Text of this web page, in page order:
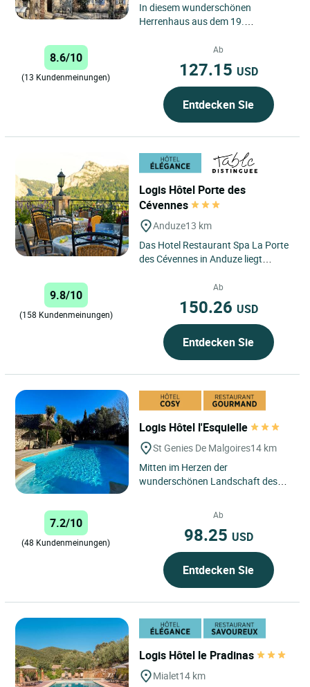
In diesem wunderschönen
Herrenhaus aus dem 19.
Ihrem Aufenthalt in Portes des
Cévennes,...
8.6/10
(13 Kundenmeinungen)
Ab
127.15 USD
Entdecken Sie
Logis Hôtel Porte des
Cévennes
Anduze13 km
Das Hotel Restaurant Spa La Porte
des Cévennes in Anduze liegt
von Kiefern und Eichen...
9.8/10
(158 Kundenmeinungen)
Ab
150.26 USD
Entdecken Sie
Logis Hôtel l'Esquielle
St Genies De Malgoires14 km
Mitten im Herzen der
wunderschönen Landschaft des
liegt das Logis Hôtel L'Esquielle in...
7.2/10
(48 Kundenmeinungen)
Ab
98.25 USD
Entdecken Sie
Logis Hôtel le Pradinas
Mialet14 km